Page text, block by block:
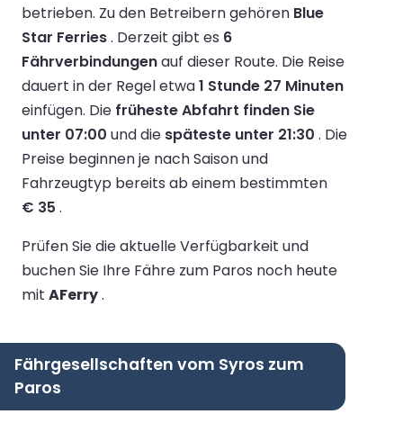
betrieben. Zu den Betreibern gehören Blue
Star Ferries. Derzeit gibt es 6
Fährverbindungenauf dieser Route. Die Reise
dauert in der Regel etwa1 Stunde 27 Minuten
einfügen. Die früheste Abfahrt finden Sie
unter 07:00 und die späteste unter 21:30 . Die
Preise beginnen je nach Saison und
Fahrzeugtyp bereits ab einem bestimmten
€ 35 .
Prüfen Sie die aktuelle Verfügbarkeit und
buchen Sie Ihre Fähre zum Paros noch heute
mit AFerry.
Fährgesellschaften vom Syros zum
Paros